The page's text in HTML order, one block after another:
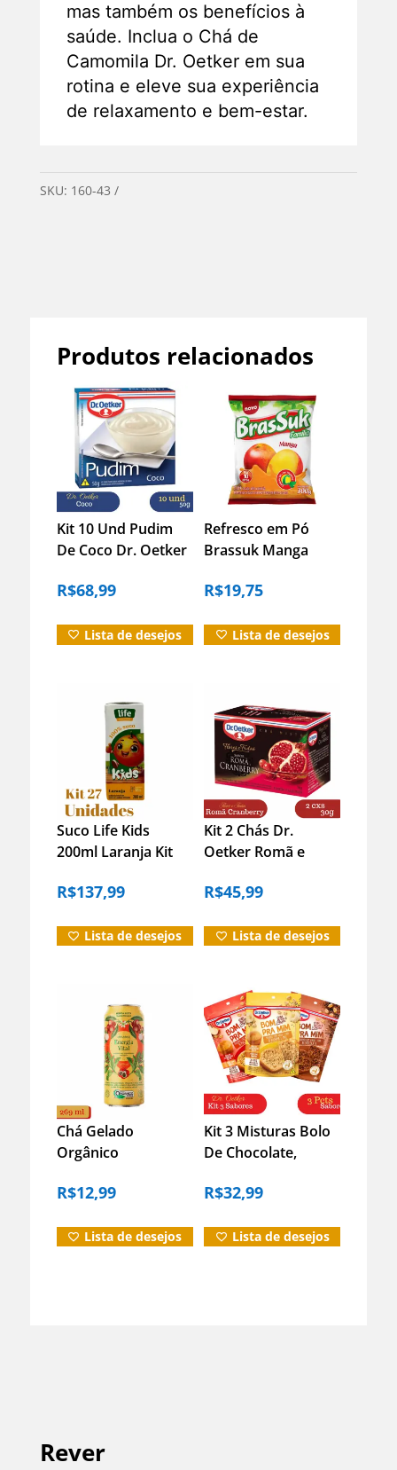
mas também os benefícios à
saúde. Inclua o Chá de
Camomila Dr. Oetker em sua
rotina e eleve sua experiência
de relaxamento e bem-estar.
SKU: 160-43
Produtos relacionados
Kit 10 Und Pudim
De Coco Dr. Oetker
R$68,99
Lista de desejos
Refresco em Pó
Brassuk Manga
Economico
R$19,75
Lista de desejos
Suco Life Kids
200ml Laranja Kit
R$137,99
Lista de desejos
Kit 2 Chás Dr.
Oetker Romã e
30g Cada
R$45,99
Lista de desejos
Chá Gelado
Orgânico
Vital Iamani
R$12,99
Lista de desejos
Kit 3 Misturas Bolo
De Chocolate,
Oetker
R$32,99
Lista de desejos
Rever